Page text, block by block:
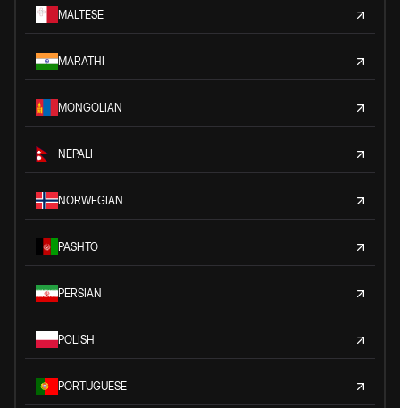
MALTESE
MARATHI
MONGOLIAN
NEPALI
NORWEGIAN
PASHTO
PERSIAN
POLISH
PORTUGUESE